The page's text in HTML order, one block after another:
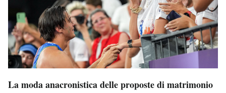
La moda anacronistica delle proposte di matrimonio